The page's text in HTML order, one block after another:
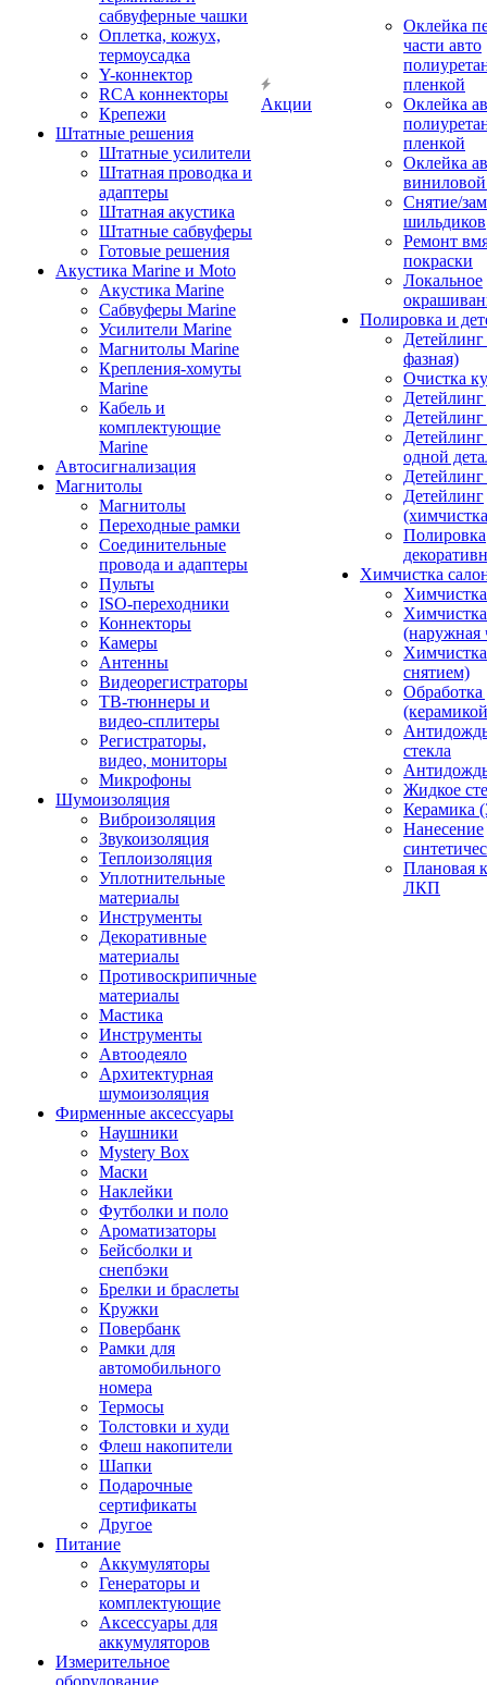
сабвуферные чашки
Оплетка, кожух,
термоусадка
Y-коннектор
RCA коннекторы
Крепежи
Штатные решения
Штатные усилители
Штатная проводка и
адаптеры
Штатная акустика
Штатные сабвуферы
Готовые решения
Акустика Marine и Moto
Акустика Marine
Сабвуферы Marine
Усилители Marine
Магнитолы Marine
Крепления-хомуты
Marine
Кабель и
комплектующие
Marine
Автосигнализация
Магнитолы
Магнитолы
Переходные рамки
Соединительные
провода и адаптеры
Пульты
ISO-переходники
Коннекторы
Камеры
Антенны
Видеорегистраторы
ТВ-тюннеры и
видео-сплитеры
Регистраторы,
видео, мониторы
Микрофоны
Шумоизоляция
Виброизоляция
Звукоизоляция
Теплоизоляция
Уплотнительные
материалы
Инструменты
Декоративные
материалы
Противоскрипичные
материалы
Мастика
Инструменты
Автоодеяло
Архитектурная
шумоизоляция
Фирменные аксессуары
Наушники
Mystery Box
Маски
Наклейки
Футболки и поло
Ароматизаторы
Бейсболки и
снепбэки
Брелки и браслеты
Кружки
Повербанк
Рамки для
автомобильного
номера
Термосы
Толстовки и худи
Флеш накопители
Шапки
Подарочные
сертификаты
Другое
Питание
Аккумуляторы
Генераторы и
комплектующие
Аксессуары для
аккумуляторов
Измерительное
оборудование
Акции
Оклейка
части авто
пленкой
Оклейка
пленкой
Оклейка
Снятие/
шильдиков
Ремонт
покраски
Локальное
Полировка и
фазная)
Очистка
Детейлинг
одной
Детейлинг
Полировка
Химчистка
(наружная
снятием)
Обработка
стекла
Жидкое
Керамика
Нанесение
Плановая
ЛКП